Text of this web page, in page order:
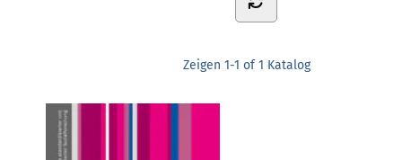
Zeigen 1-1 of 1 Katalog